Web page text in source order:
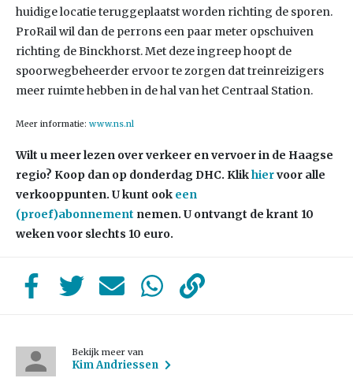
huidige locatie teruggeplaatst worden richting de sporen.
ProRail wil dan de perrons een paar meter opschuiven
richting de Binckhorst. Met deze ingreep hoopt de
spoorwegbeheerder ervoor te zorgen dat treinreizigers
meer ruimte hebben in de hal van het Centraal Station.
Meer informatie: www.ns.nl
Wilt u meer lezen over verkeer en vervoer in de Haagse
regio? Koop dan op donderdag DHC. Klikhiervoor alle
verkooppunten. U kunt ook een
(proef)abonnement nemen. U ontvangt de krant 10
weken voor slechts 10 euro.
Bekijk meer van
Kim Andriessen